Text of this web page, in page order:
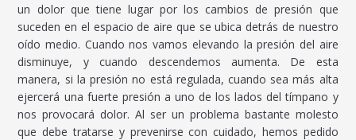
un dolor que tiene lugar por los cambios de presión que
suceden en el espacio de aire que se ubica detrás de nuestro
oído medio. Cuando nos vamos elevando la presión del aire
disminuye, y cuando descendemos aumenta. De esta
manera, si la presión no está regulada, cuando sea más alta
ejercerá una fuerte presión a uno de los lados del tímpano y
nos provocará dolor. Al ser un problema bastante molesto
que debe tratarse y prevenirse con cuidado, hemos pedido